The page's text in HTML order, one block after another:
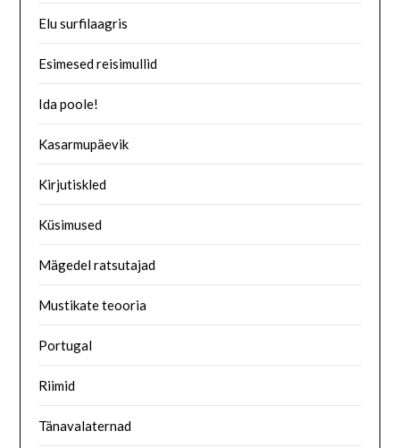
Elu surfilaagris
Esimesed reisimullid
Ida poole!
Kasarmupäevik
Kirjutiskled
Küsimused
Mägedel ratsutajad
Mustikate teooria
Portugal
Riimid
Tänavalaternad